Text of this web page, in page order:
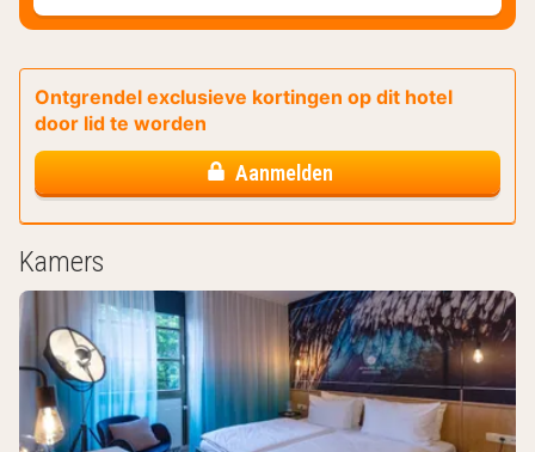
Ontgrendel exclusieve kortingen op dit hotel
door lid te worden
Aanmelden
Kamers